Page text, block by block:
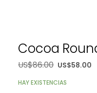
Cocoa
US$86.00 US$58.00
HAY EXISTENCIAS